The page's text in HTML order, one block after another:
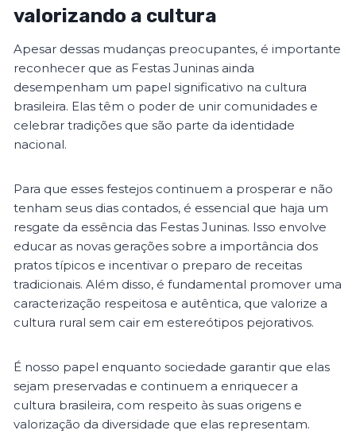
valorizando a cultura
Apesar dessas mudanças preocupantes, é importante
reconhecer que as Festas Juninas ainda
desempenham um papel significativo na cultura
brasileira. Elas têm o poder de unir comunidades e
celebrar tradições que são parte da identidade
nacional.
Para que esses festejos continuem a prosperar e não
tenham seus dias contados, é essencial que haja um
resgate da essência das Festas Juninas. Isso envolve
educar as novas gerações sobre a importância dos
pratos típicos e incentivar o preparo de receitas
tradicionais. Além disso, é fundamental promover uma
caracterização respeitosa e autêntica, que valorize a
cultura rural sem cair em estereótipos pejorativos.
É nosso papel enquanto sociedade garantir que elas
sejam preservadas e continuem a enriquecer a
cultura brasileira, com respeito às suas origens e
valorização da diversidade que elas representam.